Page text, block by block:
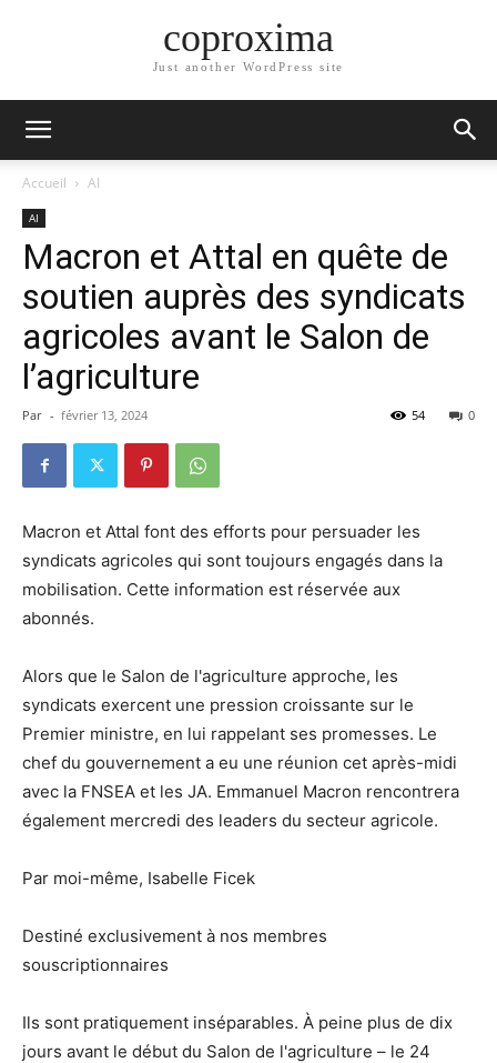
coproxima
Just another WordPress site
Accueil AI
AI
Macron et Attal en quête de
soutien auprès des syndicats
agricoles avant le Salon de
l’agriculture
Par - février 13, 2024 0
54
Macron et Attal font des efforts pour persuader les
syndicats agricoles qui sont toujours engagés dans la
mobilisation. Cette information est réservée aux
abonnés.
Alors que le Salon de l'agriculture approche, les
syndicats exercent une pression croissante sur le
Premier ministre, en lui rappelant ses promesses. Le
chef du gouvernement a eu une réunion cet après-midi
avec la FNSEA et les JA. Emmanuel Macron rencontrera
également mercredi des leaders du secteur agricole.
Par moi-même, Isabelle Ficek
Destiné exclusivement à nos membres
souscriptionnaires
Ils sont pratiquement inséparables. À peine plus de dix
jours avant le début du Salon de l'agriculture – le 24